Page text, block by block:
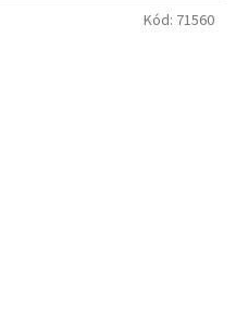
Kód: 71560